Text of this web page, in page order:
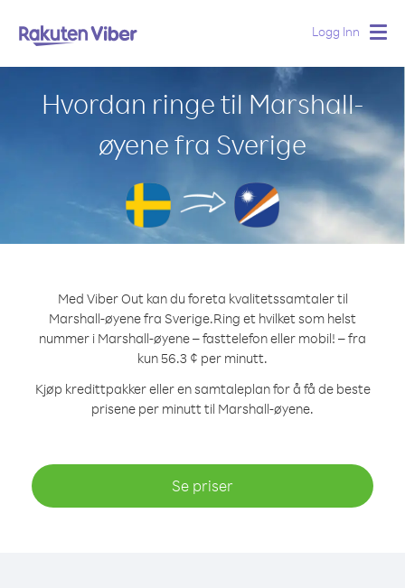
Logg Inn
Hvordan ringe til Marshall-
øyene fra Sverige
Med Viber Out kan du foreta kvalitetssamtaler til
Marshall-øyene fra Sverige.Ring et hvilket som helst
nummer i Marshall-øyene – fasttelefon eller mobil! – fra
kun 56.3 ¢ per minutt.
Kjøp kredittpakker eller en samtaleplan for å få de beste
prisene per minutt til Marshall-øyene.
Se priser